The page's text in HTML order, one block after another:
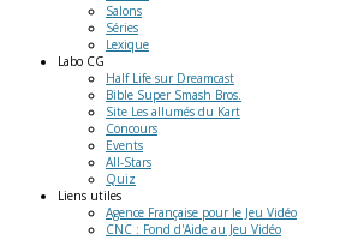
Salons
Séries
Lexique
Labo CG
Half Life sur Dreamcast
Bible Super Smash Bros.
Site Les allumés du Kart
Concours
Events
All-Stars
Quiz
Liens utiles
Agence Française pour le Jeu Vidéo
CNC : Fond d'Aide au Jeu Vidéo